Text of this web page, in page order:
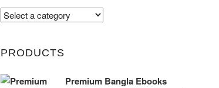
PRODUCTS
Premium Bangla Ebooks